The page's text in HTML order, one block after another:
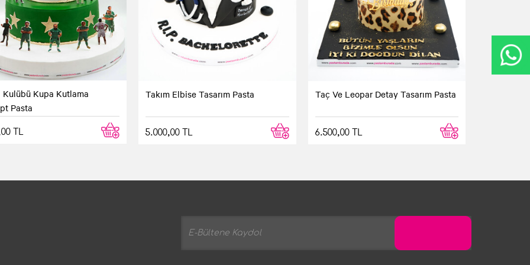
Kulübü Kupa Kutlama
Pasta
TL
Takım Elbise Tasarım Pasta
5.000,00 TL
Taç Ve Leopar Detay Tasarım Pasta
6.500,00 TL